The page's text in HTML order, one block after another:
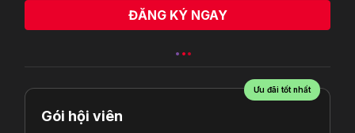
ĐĂNG KÝ NGAY
Ưu đãi tốt nhất
Gói hội viên